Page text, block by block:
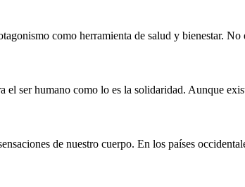
como herramienta de salud y bienestar. No
el ser humano como lo es la solidaridad. Aunque
de nuestro cuerpo. En los países